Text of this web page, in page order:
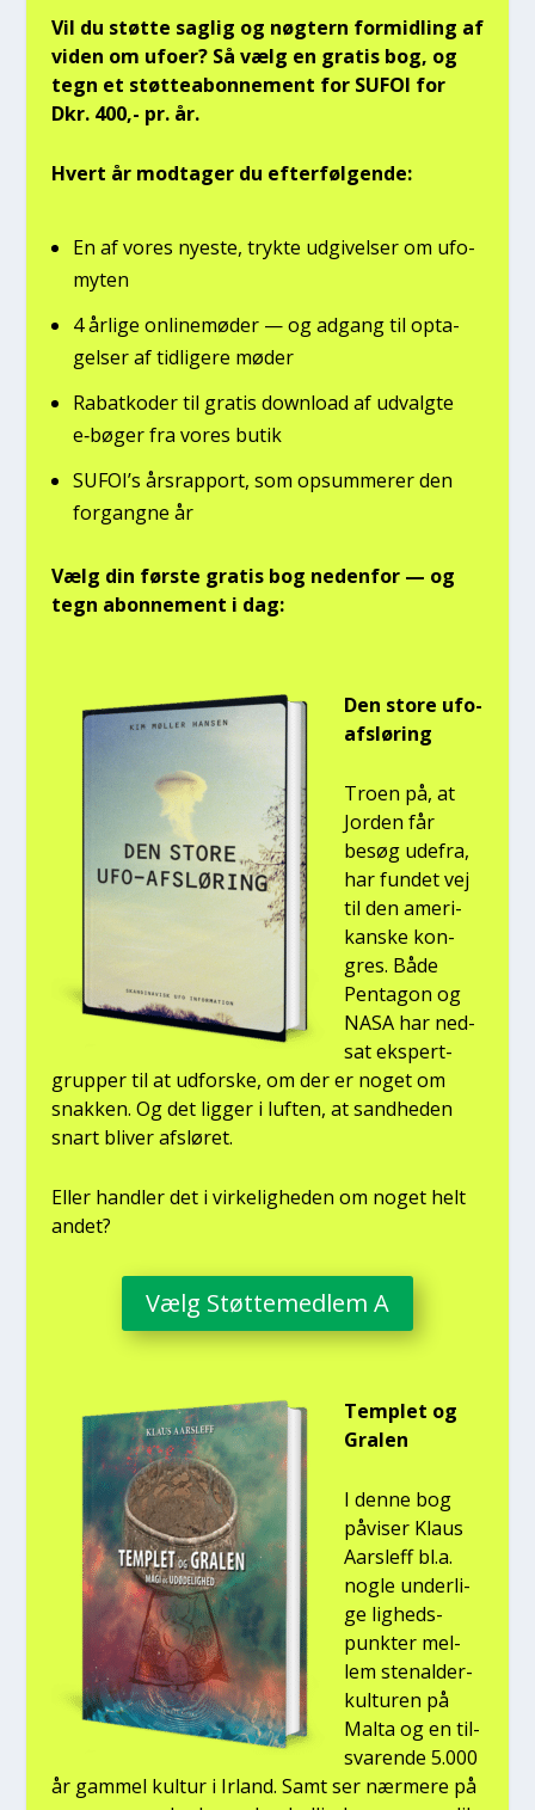
Vil du støt­te sag­lig og nøg­tern for­mid­ling af
viden om ufo­er? Så vælg en gra­tis bog, og
tegn et støt­tea­bon­ne­ment for SUFOI for
Dkr. 400,- pr. år.
Hvert år mod­ta­ger du efter­føl­gen­de:
En af vores nye­ste, tryk­te udgi­vel­ser om ufo­
myten
4 årli­ge onli­ne­mø­der — og adgang til opta­
gel­ser af tid­li­ge­re møder
Rabat­ko­der til gra­tis down­lo­ad af udvalg­te
e‑bøger fra vores butik
SUFOI’s års­rap­port, som opsum­me­rer den
for­gang­ne år
Vælg din før­ste gra­tis bog neden­for — og
tegn abon­ne­ment i dag:
Den sto­re ufo-
afslø­ring
Tro­en på, at
Jor­den får
besøg ude­fra,
har fun­det vej
til den ame­ri­
kan­ske kon­
gres. Både
Pen­ta­gon og
NASA har ned­
sat eks­pert­
grup­per til at udfor­ske, om der er noget om
snak­ken. Og det lig­ger i luf­ten, at sand­he­den
snart bli­ver afslø­ret.
Eller hand­ler det i vir­ke­lig­he­den om noget helt
andet?
Vælg Støt­te­med­lem A
Temp­let og
Gra­len
I den­ne bog
påvi­ser Klaus
Aars­l­eff bl.a.
nog­le under­li­
ge lig­heds­
punk­ter mel­
lem ste­nal­der­
kul­tu­ren på
Mal­ta og en til­
sva­ren­de 5.000
år gam­mel kul­tur i Irland. Samt ser nær­me­re på